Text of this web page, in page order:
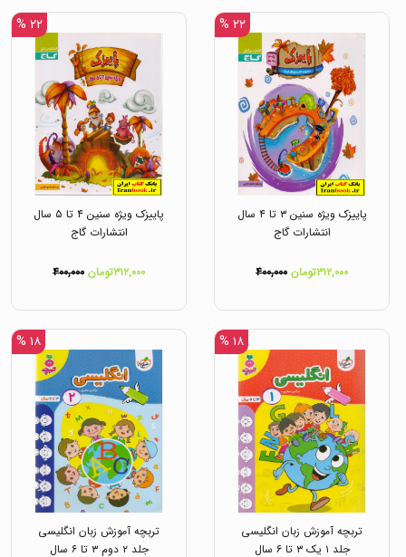
۲۲ %
پاییزک ویژه سنین ۳ تا ۴ سال
انتشارات گاج
۳۱۲,۰۰۰تومان ۴۰۰,۰۰۰
۲۲ %
پاییزک ویژه سنین ۴ تا ۵ سال
انتشارات گاج
۳۱۲,۰۰۰تومان ۴۰۰,۰۰۰
۱۸ %
تربچه آموزش زبان انگلیسی
جلد ۱ یک ۳ تا ۶ سال
۱۸ %
تربچه آموزش زبان انگلیسی
جلد ۲ دوم ۳ تا ۶ سال